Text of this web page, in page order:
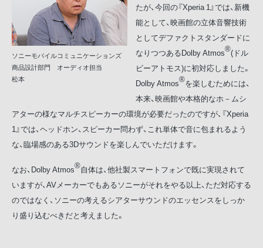
ソニーモバイルコミュニケーションズ
商品設計部門 オーディオ担当
松本
たが、今回の『Xperia 1』では、新機
能として、映画館の立体音響技術
としてデファクトスタンダードに
なりつつあるDolby Atmos®(ドル
ビーアトモス)に初対応しました。
Dolby Atmos®を楽しむためには、
本来、映画館や本格的なホ－ムシ
アターの様なマルチスピーカーの環境が必要だったのですが、『Xperia
1』では、ヘッドホン、スピーカー問わず、これ単体で音に包まれるよう
な、臨場感のある3Dサウンドを楽しんでいただけます。
なお、Dolby Atmos®自体は、他社製スマートフォンで既に実現されて
いますが、AVメーカーでもあるソニーがそれをやる以上、ただ対応する
のではなく、ソニーの考えるシアターサウンドのエッセンスをしっか
り盛り込むべきだと考えました。